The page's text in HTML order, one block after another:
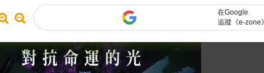
在Google
追蹤《e-zone》